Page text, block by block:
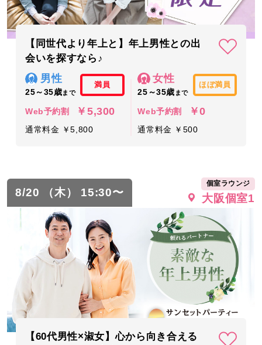
【同世代より年上と】年上男性との出
会いを探すなら♪
男性
25～35歳まで
満員
Web予約割 ￥5,300
通常料金 ￥5,800
女性
25～35歳 まで
ほぼ満員
Web予約割 ￥0
通常料金 ￥500
8/20 （木） 15:30〜
個室ラウンジ
大阪個室1
【60代男性×淑女】心から向き合える